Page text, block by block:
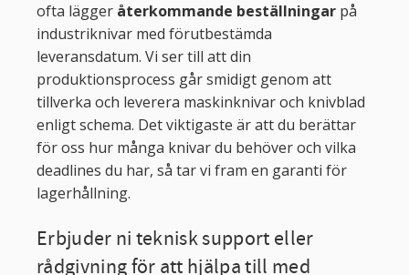
ofta lägger återkommande beställningar på
industriknivar med förutbestämda
leveransdatum. Vi ser till att din
produktionsprocess går smidigt genom att
tillverka och leverera maskinknivar och knivblad
enligt schema. Det viktigaste är att du berättar
för oss hur många knivar du behöver och vilka
deadlines du har, så tar vi fram en garanti för
lagerhållning.
Erbjuder ni teknisk support eller
rådgivning för att hjälpa till med